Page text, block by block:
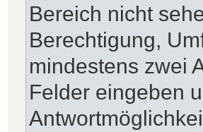
Bereich nicht
Berechtigung,
mindestens zwei
Felder eingeben